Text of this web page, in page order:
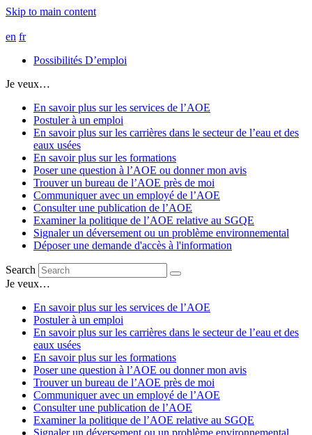
Skip to main content
en fr
Possibilités D’emploi
Je veux…
En savoir plus sur les services de l’AOE
Postuler à un emploi
En savoir plus sur les carrières dans le secteur de l’eau et des
eaux usées
En savoir plus sur les formations
Poser une question à l’AOE ou donner mon avis
Trouver un bureau de l’AOE près de moi
Communiquer avec un employé de l’AOE
Consulter une publication de l’AOE
Examiner la politique de l’AOE relative au SGQE
Signaler un déversement ou un problème environnemental
Déposer une demande d'accès à l'information
Search
Je veux…
En savoir plus sur les services de l’AOE
Postuler à un emploi
En savoir plus sur les carrières dans le secteur de l’eau et des
eaux usées
En savoir plus sur les formations
Poser une question à l’AOE ou donner mon avis
Trouver un bureau de l’AOE près de moi
Communiquer avec un employé de l’AOE
Consulter une publication de l’AOE
Examiner la politique de l’AOE relative au SGQE
Signaler un déversement ou un problème environnemental